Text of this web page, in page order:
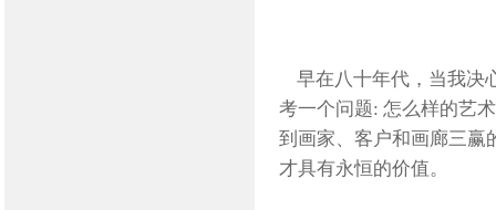
早在八十年代，当我决
考一个问题: 怎么样的艺
到画家、客户和画廊三赢
才具有永恒的价值。